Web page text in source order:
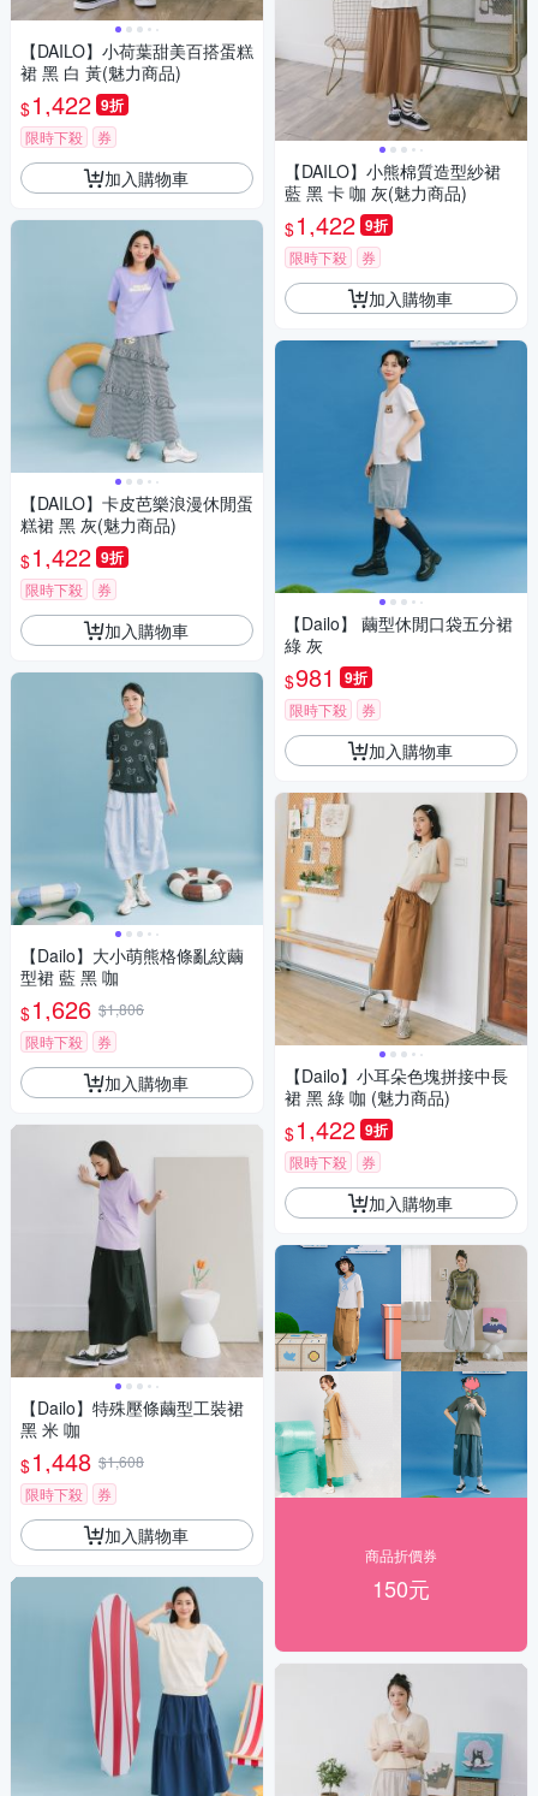
【DAILO】小荷葉甜美百搭蛋糕
裙 黑 白 黃(魅力商品)
$1,422 9折
限時下殺 券
加入購物車
【DAILO】卡皮芭樂浪漫休閒蛋
糕裙 黑 灰(魅力商品)
$1,422 9折
限時下殺 券
加入購物車
【Dailo】大小萌熊格條亂紋繭
型裙 藍 黑 咖
$1,626 $1,806
限時下殺
券
加入購物車
【Dailo】特殊壓條繭型工裝裙
黑 米 咖
$1,448 $1,608
限時下殺
券
加入購物車
【DAILO】小熊棉質造型紗裙
藍 黑 卡 咖 灰(魅力商品)
$1,422 9折
限時下殺 券
加入購物車
【Dailo】 繭型休閒口袋五分裙
綠 灰
$981 9折
限時下殺 券
加入購物車
【Dailo】小耳朵色塊拼接中長
裙 黑 綠 咖 (魅力商品)
$1,422 9折
限時下殺 券
加入購物車
商品折價券
150元